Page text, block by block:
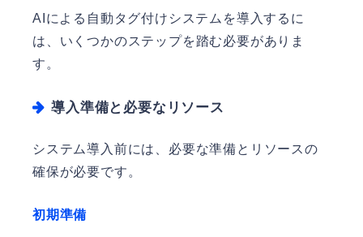
AIによる自動タグ付けシステムを導入するに
は、いくつかのステップを踏む必要がありま
す。
導入準備と必要なリソース
システム導入前には、必要な準備とリソースの
確保が必要です。
初期準備